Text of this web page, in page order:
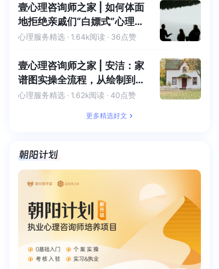
壹心理咨询师之家 | 如何体面
地拒绝亲戚们“白嫖式”心理咨
询
心理服务精选 · 1.64k阅读 · 36点赞
壹心理咨询师之家 | 安洁：家
谱图实操全流程，从绘制到解
读
心理服务精选 · 1.62k阅读 · 40点赞
更多精选好文